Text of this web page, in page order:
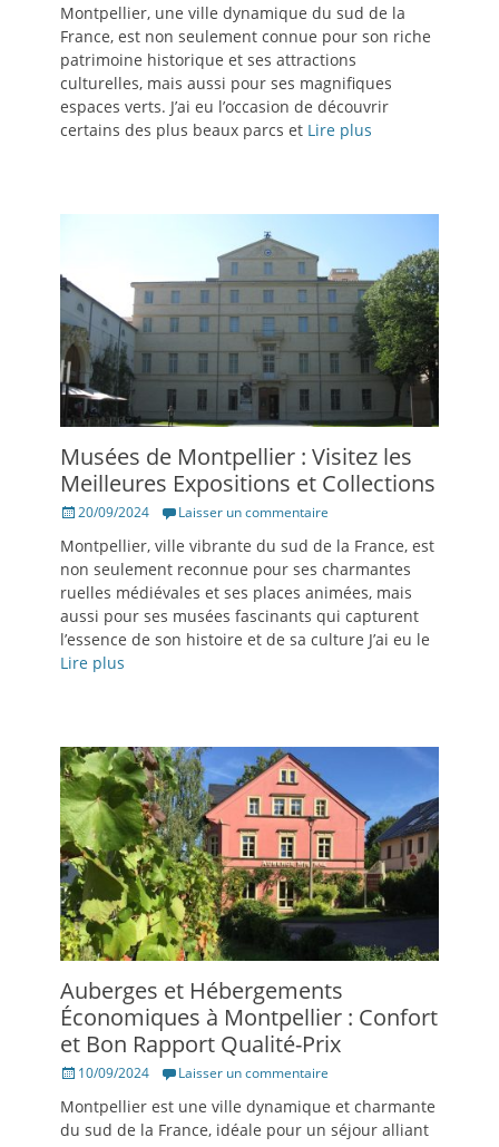
Montpellier, une ville dynamique du sud de la
France, est non seulement connue pour son riche
patrimoine historique et ses attractions
culturelles, mais aussi pour ses magnifiques
espaces verts. J’ai eu l’occasion de découvrir
certains des plus beaux parcs et Lire plus
Musées de Montpellier : Visitez les
Meilleures Expositions et Collections
Posté20/09/2024 Laisser un commentaire
Montpellier, ville vibrante du sud de la France, est
non seulement reconnue pour ses charmantes
ruelles médiévales et ses places animées, mais
aussi pour ses musées fascinants qui capturent
l’essence de son histoire et de sa culture J’ai eu le
Lire plus
Auberges et Hébergements
Économiques à Montpellier : Confort
et Bon Rapport Qualité-Prix
Posté10/09/2024 Laisser un commentaire
Montpellier est une ville dynamique et charmante
du sud de la France, idéale pour un séjour alliant